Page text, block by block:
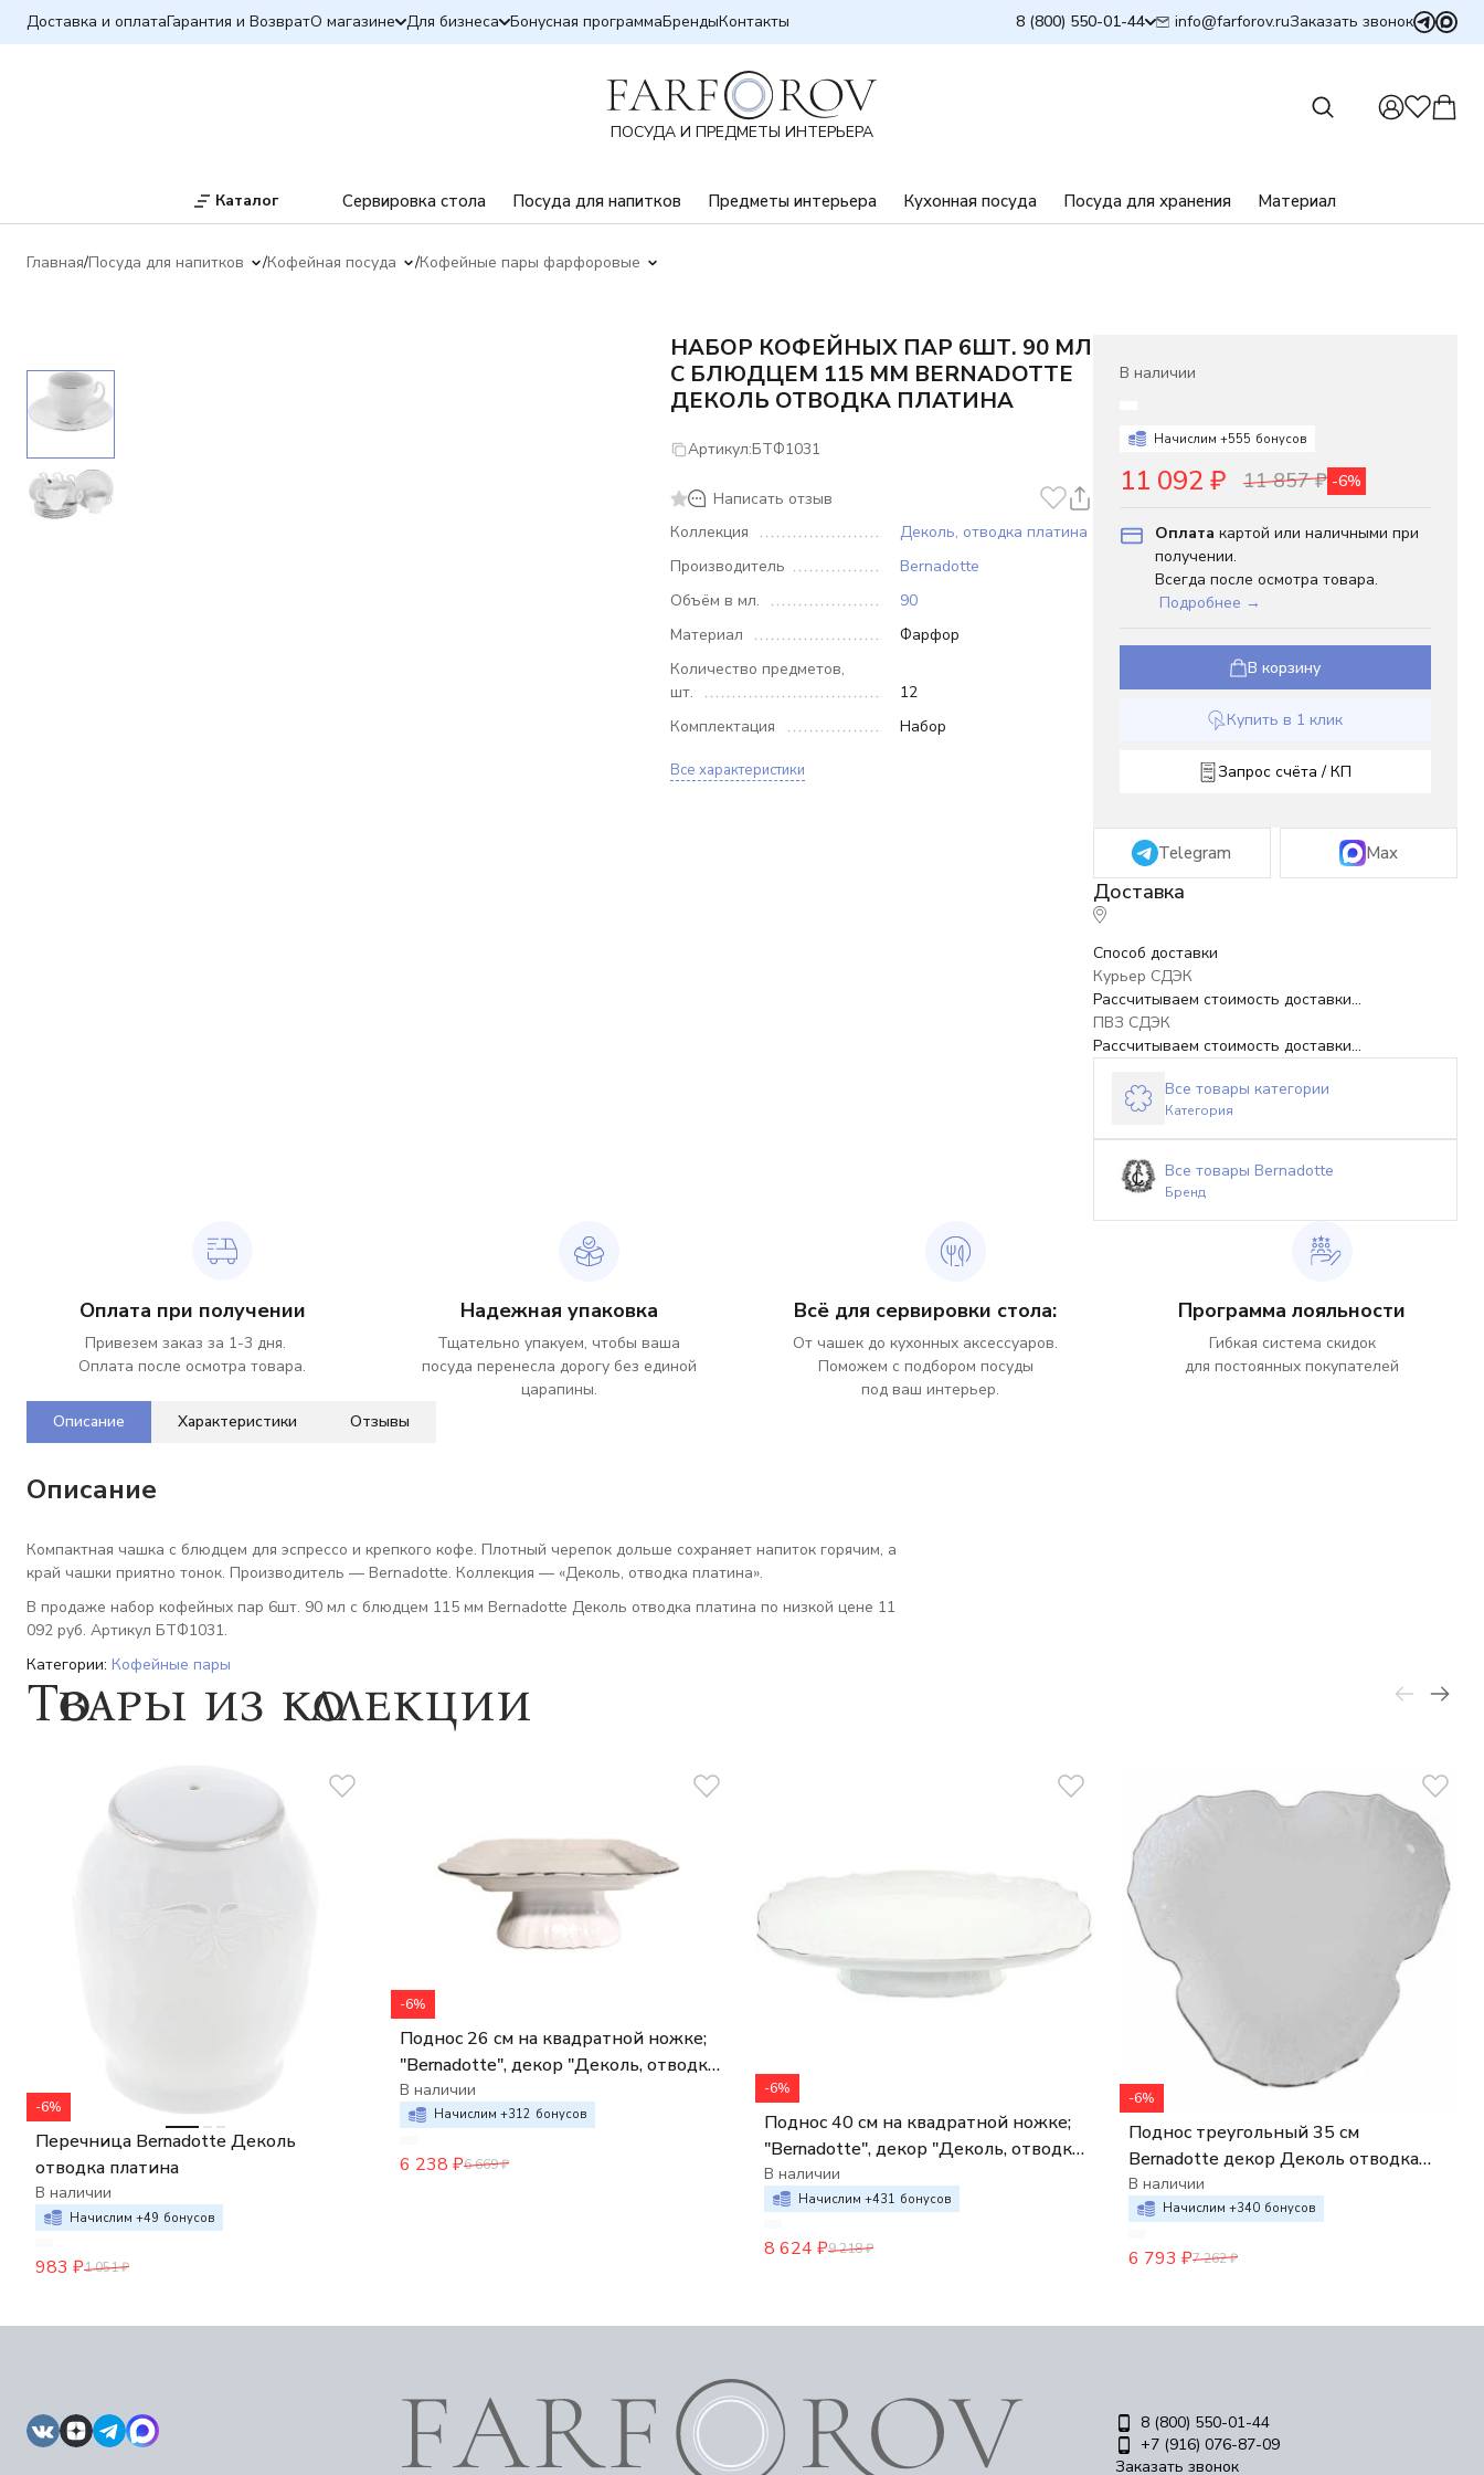
Доставка и оплатаГарантия и ВозвратО магазине Для бизнеса Бонусная программаБрендыКонтакты 8 (800) 550-01-44 info@farforov.ruЗаказать звонок
ПОСУДА И ПРЕДМЕТЫ ИНТЕРЬЕРА
Каталог Сервировка стола Посуда для напитков Предметы интерьера Кухонная посуда Посуда для хранения Материал
Главная Посуда для напитков Кофейная посуда Кофейные пары фарфоровые
НАБОР КОФЕЙНЫХ ПАР 6ШТ. 90 МЛ
С БЛЮДЦЕМ 115 ММ BERNADOTTE
ДЕКОЛЬ ОТВОДКА ПЛАТИНА
Артикул:БТФ1031
Написать отзыв
Коллекция
Деколь, отводка платина
Производитель
Bernadotte
Объём в мл.
90
Материал
Фарфор
Количество предметов,
шт.
12
Комплектация
Набор
Все характеристики
В наличии
Начислим +555 бонусов
11 092 ₽ 11 857₽ -6%
Оплата картой или наличными при
получении.
Всегда после осмотра товара.
Подробнее →
В корзину
Купить в 1 клик
Запрос счёта / КП
Telegram Max
Способ доставки
Курьер СДЭК
Рассчитываем стоимость доставки...
ПВЗ СДЭК
Рассчитываем стоимость доставки...
Все товары категории
Категория
Все товары Bernadotte
Бренд
Оплата при получении
Привезем заказ за 1-3 дня.
Оплата после осмотра товара.
Надежная упаковка
Тщательно упакуем, чтобы ваша
посуда перенесла дорогу без единой
царапины.
Всё для сервировки стола:
От чашек до кухонных аксессуаров.
Поможем с подбором посуды
под ваш интерьер.
Программа лояльности
Гибкая система скидок
для постоянных покупателей
Описание Характеристики Отзывы
Описание
Компактная чашка с блюдцем для эспрессо и крепкого кофе. Плотный черепок дольше сохраняет напиток горячим, а
край чашки приятно тонок. Производитель — Bernadotte. Коллекция — «Деколь, отводка платина».
В продаже набор кофейных пар 6шт. 90 мл с блюдцем 115 мм Bernadotte Деколь отводка платина по низкой цене 11
092 руб. Артикул БТФ1031.
Категории: Кофейные пары
Товары из коллекции
-6%
Перечница Bernadotte Деколь
отводка платина
В наличии
Начислим +49 бонусов
983 ₽1 051₽
-6%
Поднос 26 см на квадратной ножке;
"Bernadotte", декор "Деколь, отводка
платина",
В наличии
Начислим +312 бонусов
6 238 ₽6 669₽
-6%
Поднос 40 см на квадратной ножке;
"Bernadotte", декор "Деколь, отводка
платина",
В наличии
Начислим +431 бонусов
8 624 ₽9 218₽
-6%
Поднос треугольный 35 см
Bernadotte декор Деколь отводка
платина
В наличии
Начислим +340 бонусов
6 793 ₽7 262₽
8 (800) 550-01-44
+7 (916) 076-87-09
Заказать звонок